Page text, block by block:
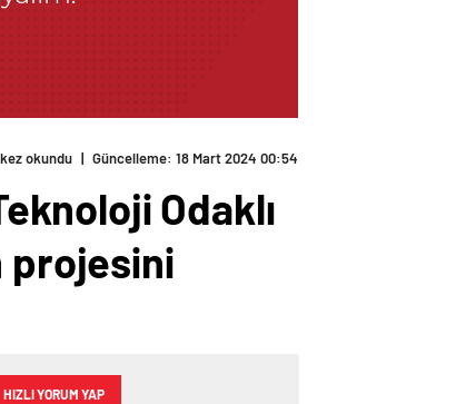
okundu | Güncelleme: 18 Mart 2024 00:54
Odaklı
projesini
HIZLI YORUM YAP